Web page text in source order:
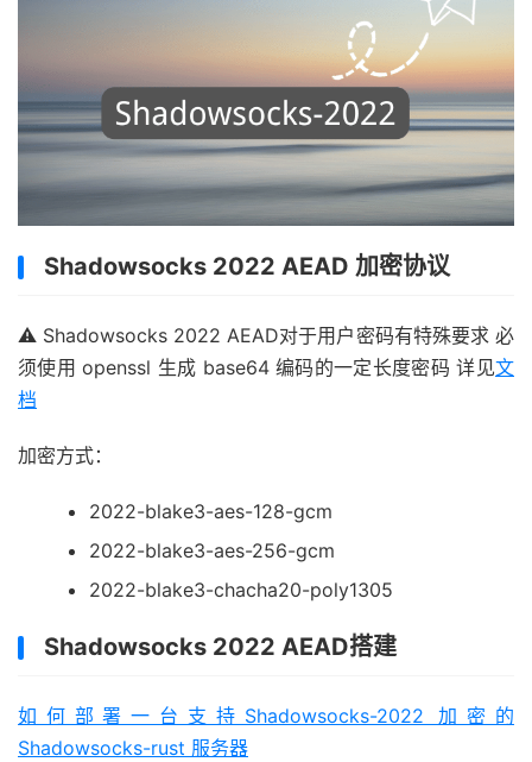
Shadowsocks 2022 AEAD 加密协议
⚠️ Shadowsocks 2022 AEAD对于用户密码有特殊要求 必
须使用 openssl 生成 base64 编码的一定长度密码 详见文
档
加密方式：
2022-blake3-aes-128-gcm
2022-blake3-aes-256-gcm
2022-blake3-chacha20-poly1305
Shadowsocks 2022 AEAD搭建
如何部署一台支持Shadowsocks-2022 加密的
Shadowsocks-rust 服务器